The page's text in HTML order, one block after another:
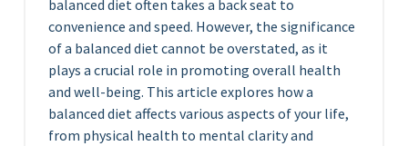
balanced diet often takes a back seat to
convenience and speed. However, the significance
of a balanced diet cannot be overstated, as it
plays a crucial role in promoting overall health
and well-being. This article explores how a
balanced diet affects various aspects of your life,
from physical health to mental clarity and